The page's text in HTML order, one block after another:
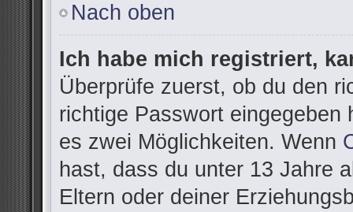
Nach oben
Ich habe mich registriert,
Überprüfe zuerst, ob du den
richtige Passwort eingegeben
es zwei Möglichkeiten. Wenn
hast, dass du unter 13 Jahre
Eltern oder deiner